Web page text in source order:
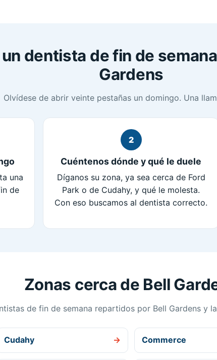
dentista de fin de
Gardens
Olvídese de abrir veinte pestañas un domingo. Una
una
de
2
Cuéntenos dónde y qué le duele
Díganos su zona, ya sea cerca de Ford
Park o de Cudahy, y qué le molesta.
Con eso buscamos al dentista correcto.
Zonas cerca de Bell
de fin de semana repartidos por Bell Gardens y
Cudahy → Commerce